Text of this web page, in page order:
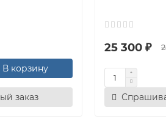
В корзину
заказ
25 300 ₽